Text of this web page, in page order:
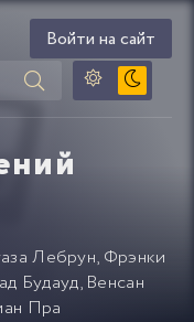
Войти на сайт
Лебрун, Фрэнки
Будауд, Венсан
Пра